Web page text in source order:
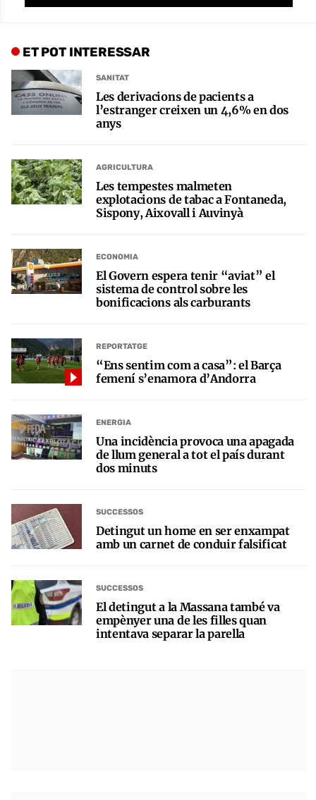
ET POT INTERESSAR
SANITAT
Les derivacions de pacients a
l’estranger creixen un 4,6% en dos
anys
AGRICULTURA
Les tempestes malmeten
explotacions de tabac a Fontaneda,
Sispony, Aixovall i Auvinyà
ECONOMIA
El Govern espera tenir “aviat” el
sistema de control sobre les
bonificacions als carburants
REPORTATGE
“Ens sentim com a casa”: el Barça
femení s’enamora d’Andorra
ENERGIA
Una incidència provoca una apagada
de llum general a tot el país durant
dos minuts
SUCCESSOS
Detingut un home en ser enxampat
amb un carnet de conduir falsificat
SUCCESSOS
El detingut a la Massana també va
empènyer una de les filles quan
intentava separar la parella